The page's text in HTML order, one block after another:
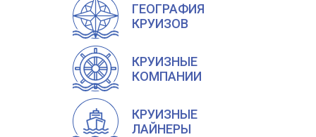
ГЕОГРАФИЯ
КРУИЗОВ
КРУИЗНЫЕ
КОМПАНИИ
КРУИЗНЫЕ
ЛАЙНЕРЫ